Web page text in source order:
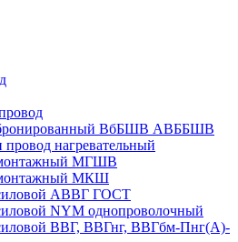
ВбБШВ АВББШВ
провод нагревательный
МГШВ
МКШ
АВВГ ГОСТ
NYM однопроволочный
ВВГ, ВВГнг, ВВГбм-Пнг(А)-